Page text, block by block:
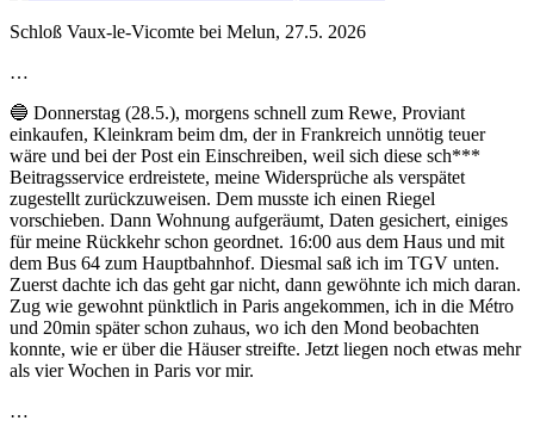
Schloß Vaux-le-Vicomte bei Melun, 27.5. 2026
…
🔵 Donnerstag (28.5.), morgens schnell zum Rewe, Proviant
einkaufen, Kleinkram beim dm, der in Frankreich unnötig teuer
wäre und bei der Post ein Einschreiben, weil sich diese sch***
Beitragsservice erdreistete, meine Widersprüche als verspätet
zugestellt zurückzuweisen. Dem musste ich einen Riegel
vorschieben. Dann Wohnung aufgeräumt, Daten gesichert, einiges
für meine Rückkehr schon geordnet. 16:00 aus dem Haus und mit
dem Bus 64 zum Hauptbahnhof. Diesmal saß ich im TGV unten.
Zuerst dachte ich das geht gar nicht, dann gewöhnte ich mich daran.
Zug wie gewohnt pünktlich in Paris angekommen, ich in die Métro
und 20min später schon zuhaus, wo ich den Mond beobachten
konnte, wie er über die Häuser streifte. Jetzt liegen noch etwas mehr
als vier Wochen in Paris vor mir.
…